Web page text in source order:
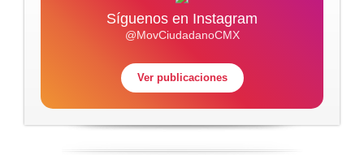
Síguenos en Instagram
@MovCiudadanoCMX
Ver publicaciones